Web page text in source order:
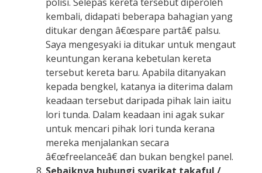
kembali, didapati beberapa bahagian yang
ditukar dengan â€œspare partâ€ palsu.
Saya mengesyaki ia ditukar untuk mengaut
keuntungan kerana kebetulan kereta
tersebut kereta baru. Apabila ditanyakan
kepada bengkel, katanya ia diterima dalam
keadaan tersebut daripada pihak lain iaitu
lori tunda. Dalam keadaan ini agak sukar
untuk mencari pihak lori tunda kerana
mereka menjalankan secara
â€œfreelanceâ€ dan bukan bengkel panel.